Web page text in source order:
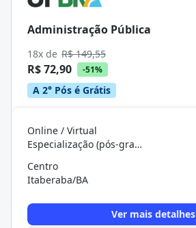
Administração Pública
18x de R$ 149,55
R$ 72,90 -51%
A 2° Pós é Grátis
Online / Virtual
Especialização (pós-graduação)
Centro
Itaberaba/BA
Ver mais detalhes